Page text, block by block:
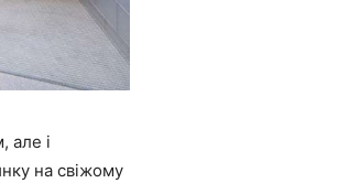
але і
на свіжому